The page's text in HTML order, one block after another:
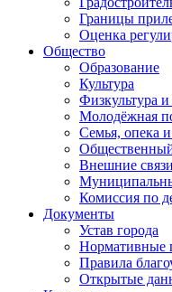
Границы
Оценка
Общество
Образование
Культура
Физкультура и
Молодёжная
Семья, опека
Внешние
Комиссия по
Документы
Устав города
Нормативные
Правила
Открытые